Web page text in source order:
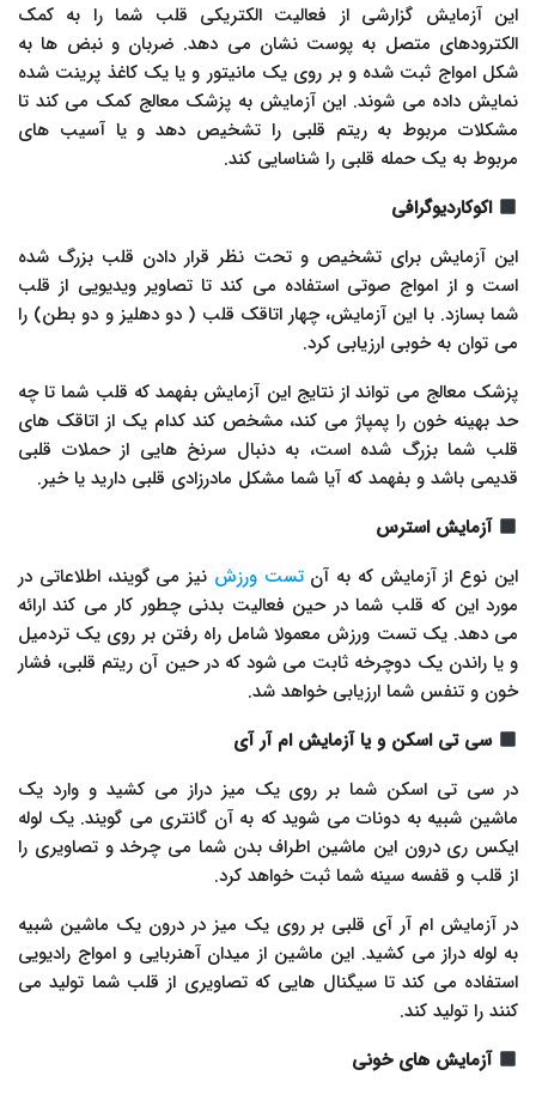
این آزمایش گزارشی از فعالیت الکتریکی قلب شما را به کمک
الکترودهای متصل به پوست نشان می دهد. ضربان و نبض ها به
شکل امواج ثبت شده و بر روی یک مانیتور و یا یک کاغذ پرینت شده
نمایش داده می شوند. این آزمایش به پزشک معالج کمک می کند تا
مشکلات مربوط به ریتم قلبی را تشخیص دهد و یا آسیب های
مربوط به یک حمله قلبی را شناسایی کند.
اکوکاردیوگرافی
این آزمایش برای تشخیص و تحت نظر قرار دادن قلب بزرگ شده
است و از امواج صوتی استفاده می کند تا تصاویر ویدیویی از قلب
شما بسازد. با این آزمایش، چهار اتاقک قلب ( دو دهلیز و دو بطن) را
می توان به خوبی ارزیابی کرد.
پزشک معالج می تواند از نتایج این آزمایش بفهمد که قلب شما تا چه
حد بهینه خون را پمپاژ می کند، مشخص کند کدام یک از اتاقک های
قلب شما بزرگ شده است، به دنبال سرنخ هایی از حملات قلبی
قدیمی باشد و بفهمد که آیا شما مشکل مادرزادی قلبی دارید یا خیر.
آزمایش استرس
این نوع از آزمایش که به آنتست ورزش نیز می گویند، اطلاعاتی در
مورد این که قلب شما در حین فعالیت بدنی چطور کار می کند ارائه
می دهد. یک تست ورزش معمولا شامل راه رفتن بر روی یک تردمیل
و یا راندن یک دوچرخه ثابت می شود که در حین آن ریتم قلبی، فشار
خون و تنفس شما ارزیابی خواهد شد.
سی تی اسکن و یا آزمایش ام آر آی
در سی تی اسکن شما بر روی یک میز دراز می کشید و وارد یک
ماشین شبیه به دونات می شوید که به آن گانتری می گویند. یک لوله
ایکس ری درون این ماشین اطراف بدن شما می چرخد و تصاویری را
از قلب و قفسه سینه شما ثبت خواهد کرد.
در آزمایش ام آر آی قلبی بر روی یک میز در درون یک ماشین شبیه
به لوله دراز می کشید. این ماشین از میدان آهنربایی و امواج رادیویی
استفاده می کند تا سیگنال هایی که تصاویری از قلب شما تولید می
کنند را تولید کند.
آزمایش های خونی